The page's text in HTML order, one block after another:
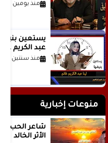
منذ يومين
عبد الكريم غانم
منذ سنتين
منوعات إخبارية
الأثر الخالد